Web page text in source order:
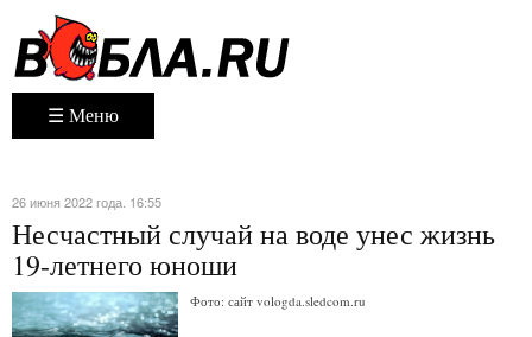
☰ Меню
26 июня 2022 года. 16:55
Несчастный случай на воде унес жизнь
19-летнего юноши
Фото: сайт vologda.sledcom.ru